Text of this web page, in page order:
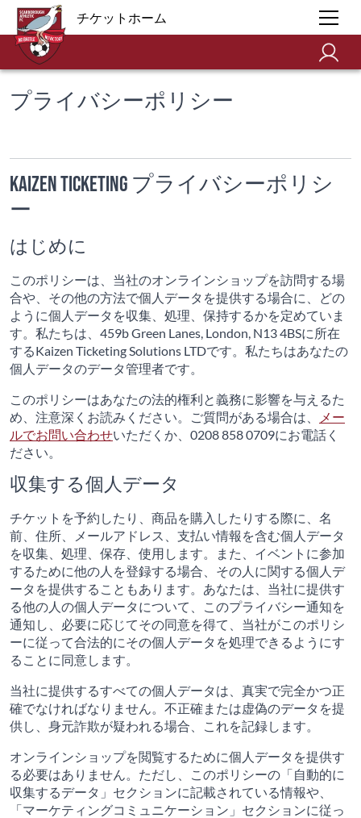
チケットホーム
プライバシーポリシー
Kaizen Ticketing プライバシーポリシ
ー
はじめに
このポリシーは、当社のオンラインショップを訪問する場
合や、その他の方法で個人データを提供する場合に、どの
ように個人データを収集、処理、保持するかを定めていま
す。私たちは、459b Green Lanes, London, N13 4BSに所在
するKaizen Ticketing Solutions LTDです。私たちはあなたの
個人データのデータ管理者です。
このポリシーはあなたの法的権利と義務に影響を与えるた
め、注意深くお読みください。ご質問がある場合は、
メー
ルでお問い合わせいただくか、0208 858 0709にお電話く
ださい。
収集する個人データ
チケットを予約したり、商品を購入したりする際に、名
前、住所、メールアドレス、支払い情報を含む個人データ
を収集、処理、保存、使用します。また、イベントに参加
するために他の人を登録する場合、その人に関する個人デ
ータを提供することもあります。あなたは、当社に提供す
る他の人の個人データについて、このプライバシー通知を
通知し、必要に応じてその同意を得て、当社がこのポリシ
ーに従って合法的にその個人データを処理できるようにす
ることに同意します。
当社に提供するすべての個人データは、真実で完全かつ正
確でなければなりません。不正確または虚偽のデータを提
供し、身元詐欺が疑われる場合、これを記録します。
オンラインショップを閲覧するために個人データを提供す
る必要はありません。ただし、このポリシーの「自動的に
収集するデータ」セクションに記載されている情報や、
「マーケティングコミュニケーション」セクションに従っ